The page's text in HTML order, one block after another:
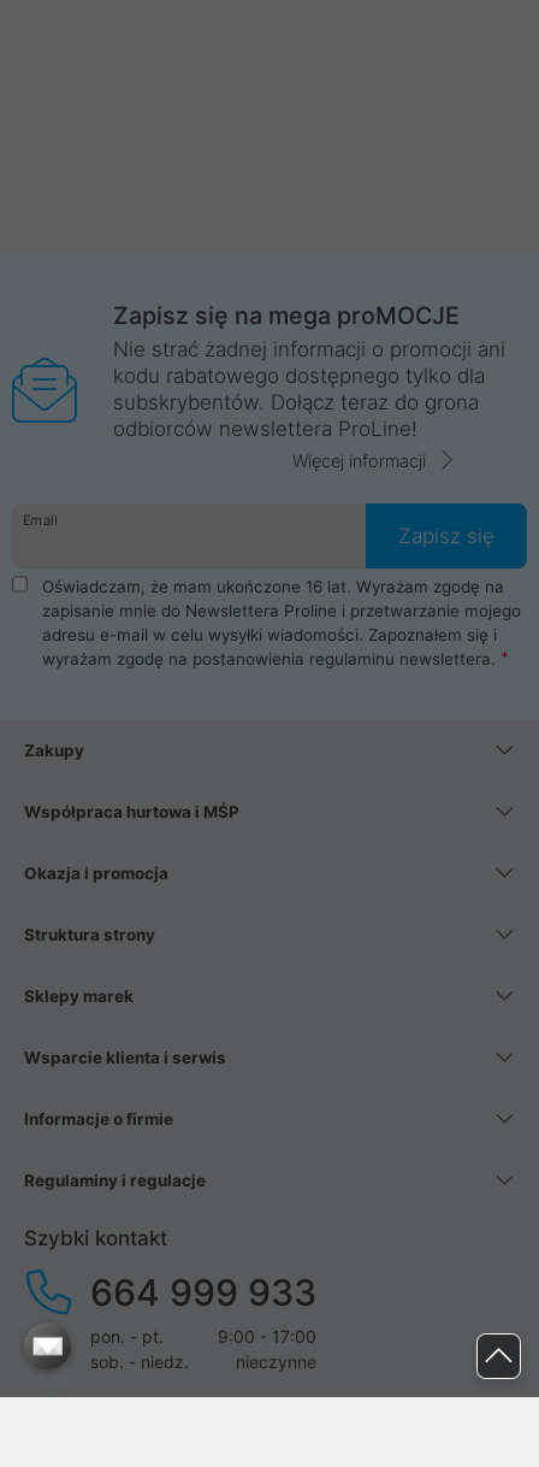
Zapisz się na mega proMOCJE
Nie strać żadnej informacji o promocji ani
kodu rabatowego dostępnego tylko dla
subskrybentów. Dołącz teraz do grona
odbiorców newslettera ProLine!
Więcej informacji
Email
Zapisz się
Oświadczam, że mam ukończone 16 lat. Wyrażam zgodę na
zapisanie mnie do Newslettera Proline i przetwarzanie mojego
adresu e-mail w celu wysyłki wiadomości. Zapoznałem się i
wyrażam zgodę na postanowienia regulaminu newslettera.
Zakupy
Współpraca hurtowa i MŚP
Okazja i promocja
Struktura strony
Sklepy marek
Wsparcie klienta i serwis
Informacje o firmie
Regulaminy i regulacje
Szybki kontakt
664 999 933
pon. - pt.
9:00 - 17:00
sob. - niedz.
nieczynne